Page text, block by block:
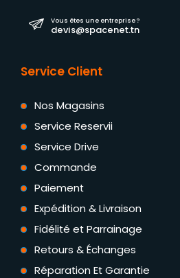
Vous êtes une entreprise ?
devis@spacenet.tn
Service Client
Nos Magasins
Service Reservii
Service Drive
Commande
Paiement
Expédition & Livraison
Fidélité et Parrainage
Retours & Échanges
Réparation Et Garantie